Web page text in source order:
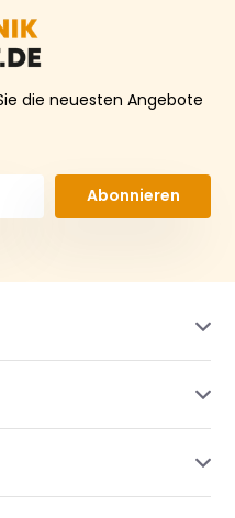
die neuesten Angebote
Abonnieren